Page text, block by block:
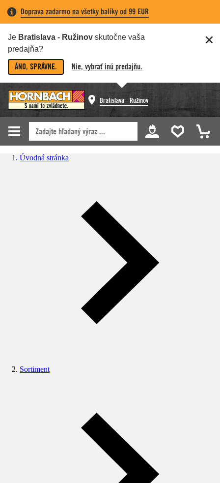
Doprava zadarmo na všetky balíky od 99 EUR
Je Bratislava - Ružinov skutočne vaša
predajňa?
ÁNO, SPRÁVNE. Nie, vybrať inú predajňu.
Bratislava - Ružinov
Úvodná stránka
Sortiment